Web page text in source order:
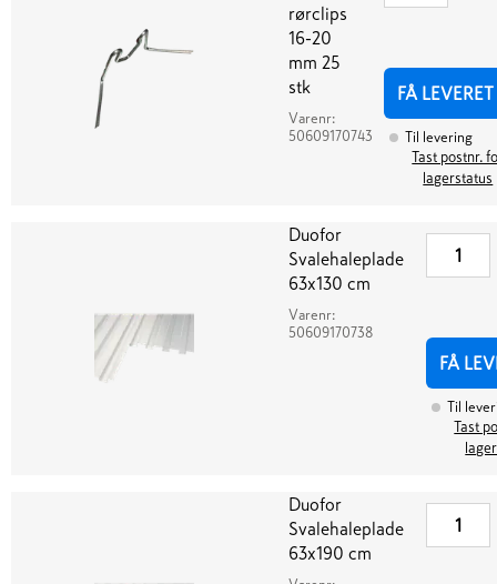
rørclips
16-20
mm 25
stk
Varenr:
50609170743
FÅ LEVERET
Til levering
Tast postnr.
lagerstatus
Duofor
Svalehaleplade
63x130 cm
Varenr:
50609170738
FÅ
Til
Tast
Duofor
Svalehaleplade
63x190 cm